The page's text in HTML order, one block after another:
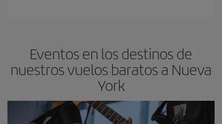
Eventos en los destinos de
nuestros vuelos baratos a Nueva
York